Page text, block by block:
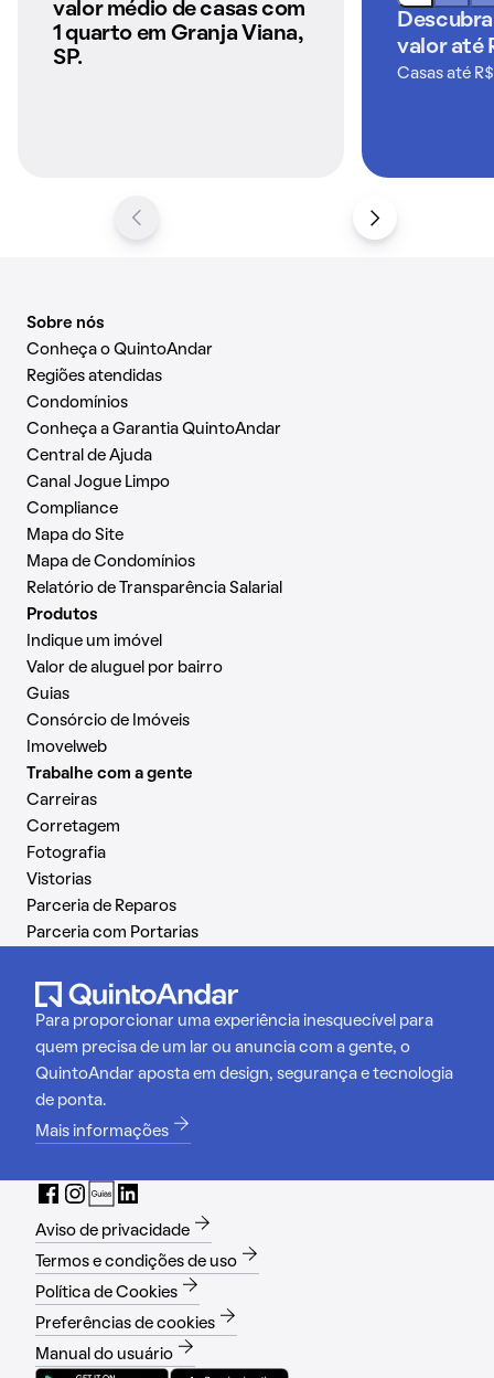
anunciados pelo
valor médio de casas com
1 quarto em Granja Viana,
SP.
valor até
Casas até
Sobre nós
Conheça o QuintoAndar
Regiões atendidas
Condomínios
Conheça a Garantia QuintoAndar
Central de Ajuda
Canal Jogue Limpo
Compliance
Mapa do Site
Mapa de Condomínios
Relatório de Transparência Salarial
Produtos
Indique um imóvel
Valor de aluguel por bairro
Guias
Consórcio de Imóveis
Imovelweb
Trabalhe com a gente
Carreiras
Corretagem
Fotografia
Vistorias
Parceria de Reparos
Parceria com Portarias
Para proporcionar uma experiência inesquecível para
quem precisa de um lar ou anuncia com a gente, o
QuintoAndar aposta em design, segurança e tecnologia
de ponta.
Mais informações
Aviso de privacidade
Termos e condições de uso
Política de Cookies
Preferências de cookies
Manual do usuário